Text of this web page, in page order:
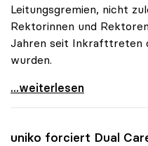
Leitungsgremien, nicht
Rektorinnen und
Jahren seit Inkrafttreten
wurden.
Schmidinger: Defizite in
...weiterlesen
uniko forciert Dual